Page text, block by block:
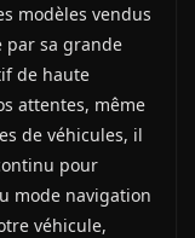
modèles vendus
par sa grande
de haute
attentes, même
de véhicules, il
pour
mode navigation
véhicule,